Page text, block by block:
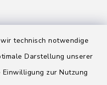
technisch notwendige
Darstellung unserer
zur Nutzung